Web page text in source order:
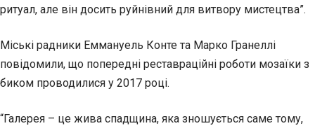
ритуал, але він досить руйнівний для витвору мистецтва”.
Міські радники Еммануель Конте та Марко Гранеллі
повідомили, що попередні реставраційні роботи мозаїки з
биком проводилися у 2017 році.
“Галерея – це жива спадщина, яка зношується саме тому,